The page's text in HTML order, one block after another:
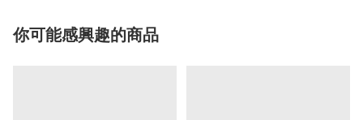
你可能感興趣的商品